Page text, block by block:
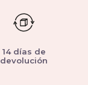
14 días de
devolución